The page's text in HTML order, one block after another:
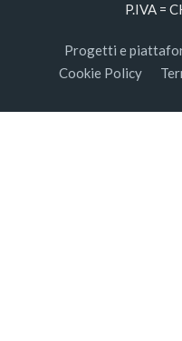
P.IVA =
Progetti e
Cookie Policy